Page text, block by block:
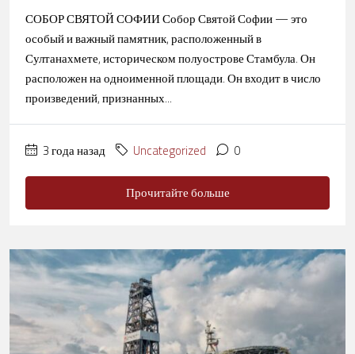
СОБОР СВЯТОЙ СОФИИ Собор Святой Софии — это
особый и важный памятник, расположенный в
Султанахмете, историческом полуострове Стамбула. Он
расположен на одноименной площади. Он входит в число
произведений, признанных...
3 года назад Uncategorized
0
Прочитайте больше